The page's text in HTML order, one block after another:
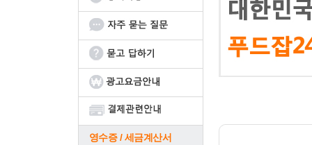
영수증 / 세금계산서